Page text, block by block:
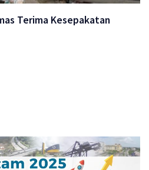
Terima Kesepakatan